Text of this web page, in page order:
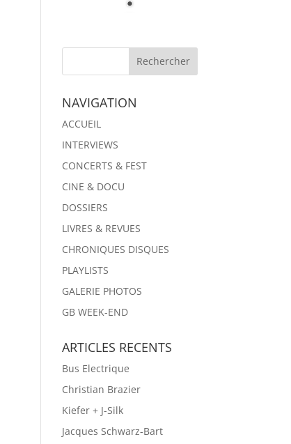
NAVIGATION
ACCUEIL
INTERVIEWS
CONCERTS & FEST
CINE & DOCU
DOSSIERS
LIVRES & REVUES
CHRONIQUES DISQUES
PLAYLISTS
GALERIE PHOTOS
GB WEEK-END
ARTICLES RECENTS
Bus Electrique
Christian Brazier
Kiefer + J-Silk
Jacques Schwarz-Bart